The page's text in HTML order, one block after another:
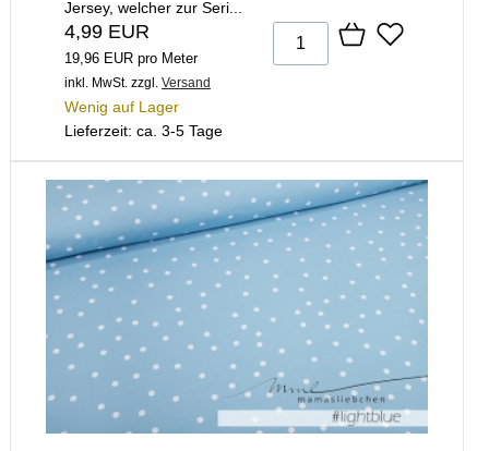
Jersey, welcher zur Seri...
4,99 EUR
19,96 EUR pro Meter
inkl. MwSt. zzgl. Versand
Wenig auf Lager
Lieferzeit: ca. 3-5 Tage